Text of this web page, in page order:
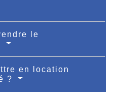
le
en location
?